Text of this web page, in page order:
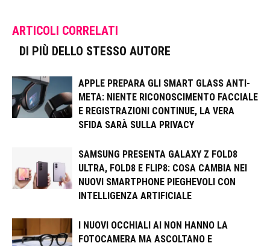
ARTICOLI CORRELATI
DI PIÙ DELLO STESSO AUTORE
APPLE PREPARA GLI SMART GLASS ANTI-
META: NIENTE RICONOSCIMENTO FACCIALE
E REGISTRAZIONI CONTINUE, LA VERA
SFIDA SARÀ SULLA PRIVACY
SAMSUNG PRESENTA GALAXY Z FOLD8
ULTRA, FOLD8 E FLIP8: COSA CAMBIA NEI
NUOVI SMARTPHONE PIEGHEVOLI CON
INTELLIGENZA ARTIFICIALE
I NUOVI OCCHIALI AI NON HANNO LA
FOTOCAMERA MA ASCOLTANO E